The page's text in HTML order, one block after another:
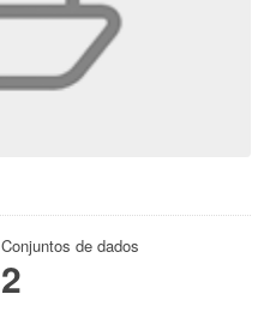
Conjuntos de dados
2